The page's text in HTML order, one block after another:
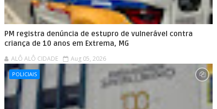
PM registra denúncia de estupro de vulnerável contra
criança de 10 anos em Extrema, MG
ALÔ ALÔ CIDADE Aug 05, 2026
POLICIAIS